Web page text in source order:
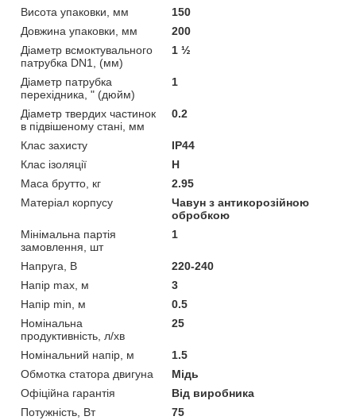
Висота упаковки, мм
150
Довжина упаковки, мм
200
Діаметр всмоктувального
патрубка DN1, (мм)
1 ½
Діаметр патрубка
перехідника, " (дюйм)
1
Діаметр твердих частинок
в підвішеному стані, мм
0.2
Клас захисту
IP44
Клас ізоляції
Н
Маса брутто, кг
2.95
Матеріал корпусу
Чавун з антикорозійною
обробкою
Мінімальна партія
замовлення, шт
1
Напруга, В
220-240
Напір max, м
3
Напір min, м
0.5
Номінальна
продуктивність, л/хв
25
Номінальний напір, м
1.5
Обмотка статора двигуна
Мідь
Офіційна гарантія
Від виробника
Потужність, Вт
75